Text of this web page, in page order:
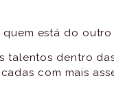
está do
talentos dentro
com mais